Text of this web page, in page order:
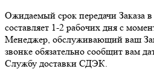
Ожидаемый срок передачи Заказа
составляет 1-2 рабочих дня с
Менеджер, обслуживающий ваш
звонке обязательно сообщит вам
Службу доставки СДЭК.